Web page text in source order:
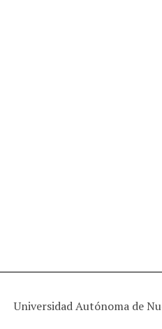
Universidad Autónoma de